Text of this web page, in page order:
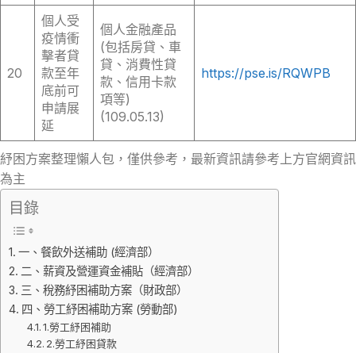
20
個人受
疫情衝
擊者貸
款至年
底前可
申請展
延
個人金融產品
(包括房貸、車
貸、消費性貸
款、信用卡款
項等)
(109.05.13)
https://pse.is/RQWPB
紓困方案整理懶人包，僅供參考，最新資訊請參考上方官網資訊
為主
目錄
一、餐飲外送補助 (經濟部）
二、薪資及營運資金補貼（經濟部）
三、稅務紓困補助方案（財政部）
四、勞工紓困補助方案 (勞動部)
1.勞工紓困補助
2.勞工紓困貸款